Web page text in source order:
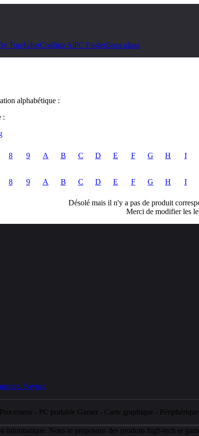
TopAchatConfigo AiPC FinderBons plans
alphabétique :
:
8 9 A B C D E F G H I
8 9 A B C D E F G H I
Désolé mais il n'y a pas de produit
Merci de modifier les
Processeur - PC portable Gamer - Carte graphique -
informatique. Nous te proposons des produits high-tech et